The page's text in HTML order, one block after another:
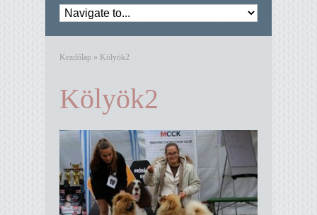
Kezdőlap » Kölyök2
Kölyök2